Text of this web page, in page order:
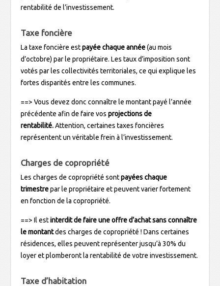
rentabilité de l’investissement.
Taxe foncière
La taxe foncière estpayée chaque année(au mois
d’octobre) par le propriétaire. Les taux d’imposition sont
votés par les collectivités territoriales, ce qui explique les
fortes disparités entre les communes.
==> Vous devez donc connaître le montant payé l’année
précédente afin de faire vosprojections de
rentabilité.Attention, certaines taxes foncières
représentent un véritable frein à l’investissement.
Charges de copropriété
Les charges de copropriété sontpayées chaque
trimestrepar le propriétaire et peuvent varier fortement
en fonction de la copropriété.
==> Il estinterdit de faire une offre d’achat sans connaître
le montantdes charges de copropriété ! Dans certaines
résidences, elles peuvent représenter jusqu’à 30% du
loyer et plomberont la rentabilité de votre investissement.
Taxe d’habitation